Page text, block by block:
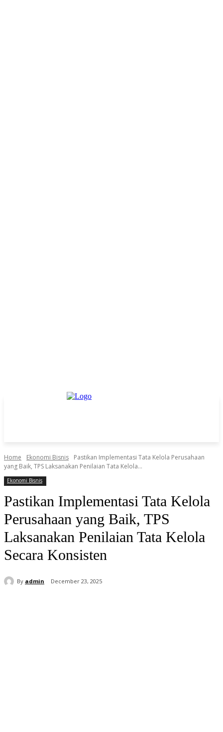
Home Ekonomi Bisnis
Pastikan Implementasi Tata Kelola Perusahaan
yang Baik, TPS Laksanakan Penilaian Tata Kelola...
Ekonomi Bisnis
Pastikan Implementasi Tata Kelola
Perusahaan yang Baik, TPS
Laksanakan Penilaian Tata Kelola
Secara Konsisten
By admin December 23, 2025